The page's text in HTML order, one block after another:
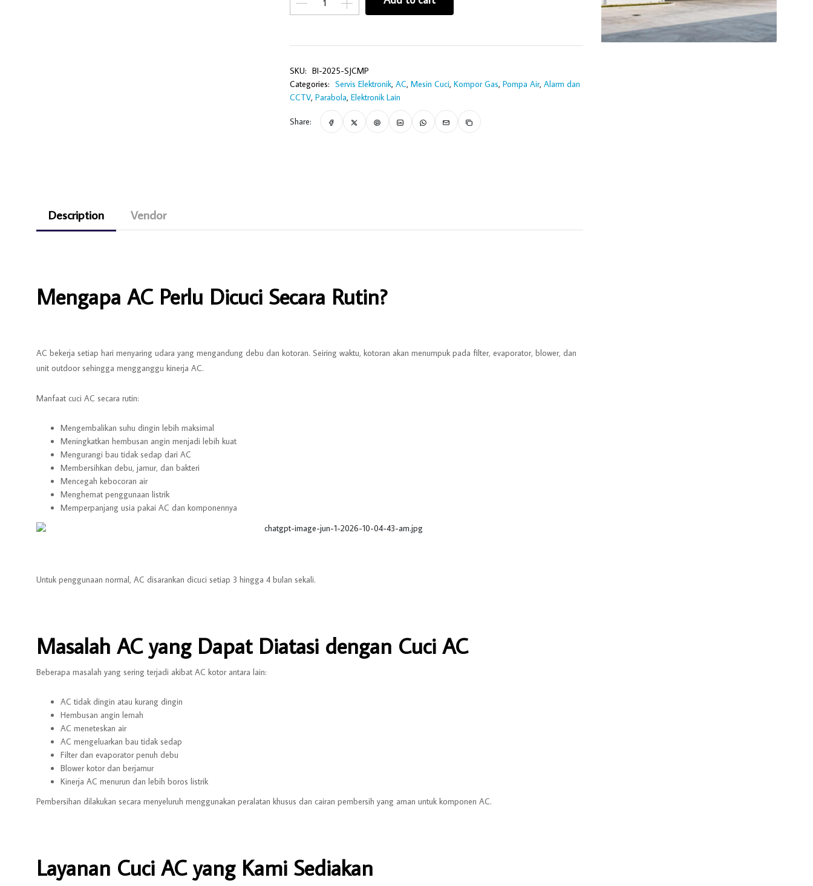
SKU: BI-2025-SJCMP
Categories: Servis Elektronik, AC, Mesin Cuci, Kompor Gas, Pompa Air, Alarm dan
CCTV, Parabola, Elektronik Lain
Share:
Description Vendor
Mengapa AC Perlu Dicuci Secara Rutin?
AC bekerja setiap hari menyaring udara yang mengandung debu dan kotoran. Seiring waktu, kotoran akan menumpuk pada filter, evaporator, blower, dan
unit outdoor sehingga mengganggu kinerja AC.
Manfaat cuci AC secara rutin:
Mengembalikan suhu dingin lebih maksimal
Meningkatkan hembusan angin menjadi lebih kuat
Mengurangi bau tidak sedap dari AC
Membersihkan debu, jamur, dan bakteri
Mencegah kebocoran air
Menghemat penggunaan listrik
Memperpanjang usia pakai AC dan komponennya
Untuk penggunaan normal, AC disarankan dicuci setiap 3 hingga 4 bulan sekali.
Masalah AC yang Dapat Diatasi dengan Cuci AC
Beberapa masalah yang sering terjadi akibat AC kotor antara lain:
AC tidak dingin atau kurang dingin
Hembusan angin lemah
AC meneteskan air
AC mengeluarkan bau tidak sedap
Filter dan evaporator penuh debu
Blower kotor dan berjamur
Kinerja AC menurun dan lebih boros listrik
Pembersihan dilakukan secara menyeluruh menggunakan peralatan khusus dan cairan pembersih yang aman untuk komponen AC.
Layanan Cuci AC yang Kami Sediakan